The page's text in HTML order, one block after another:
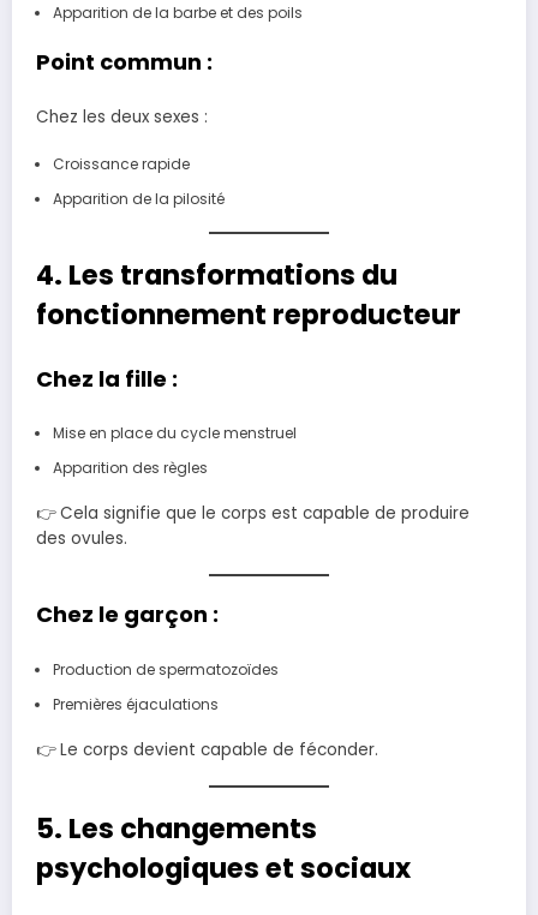
Apparition de la barbe et des poils
Point commun :
Chez les deux sexes :
Croissance rapide
Apparition de la pilosité
4. Les transformations du
fonctionnement reproducteur
Chez la fille :
Mise en place du cycle menstruel
Apparition des règles
👉 Cela signifie que le corps est capable de produire
des ovules.
Chez le garçon :
Production de spermatozoïdes
Premières éjaculations
👉 Le corps devient capable de féconder.
5. Les changements
psychologiques et sociaux